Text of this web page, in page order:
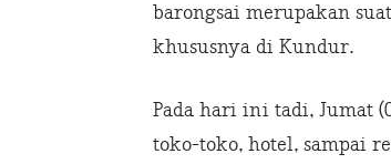
barongsai merupakan
khususnya di Kundur.
Pada hari ini tadi, Jumat
toko-toko, hotel, sampai